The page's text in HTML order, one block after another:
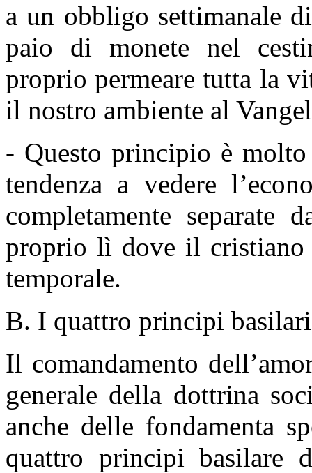
a un obbligo settimanale
paio di monete nel
proprio permeare tutta la
il nostro ambiente al
- Questo principio è
tendenza a vedere
completamente separate
proprio lì dove il cristiano
temporale.
B. I quattro principi
Il comandamento
generale della dottrina
anche delle fondamenta
quattro principi basilare